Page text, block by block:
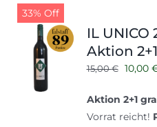
33% Off
IL UNICO
Aktion
15,00€
war:
15,00 €
10,00
Aktion 2+1
Vorrat reicht!